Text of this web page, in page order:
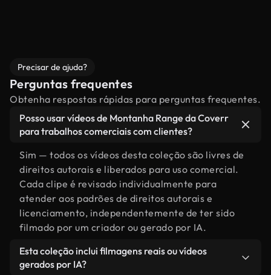
Precisar de ajuda?
Perguntas frequentes
Obtenha respostas rápidas para perguntas frequentes.
Posso usar vídeos de Montanha Range da Coverr
para trabalhos comerciais com clientes?
Sim — todos os vídeos desta coleção são livres de
direitos autorais e liberados para uso comercial.
Cada clipe é revisado individualmente para
atender aos padrões de direitos autorais e
licenciamento, independentemente de ter sido
filmado por um criador ou gerado por IA.
Esta coleção inclui filmagens reais ou vídeos
gerados por IA?